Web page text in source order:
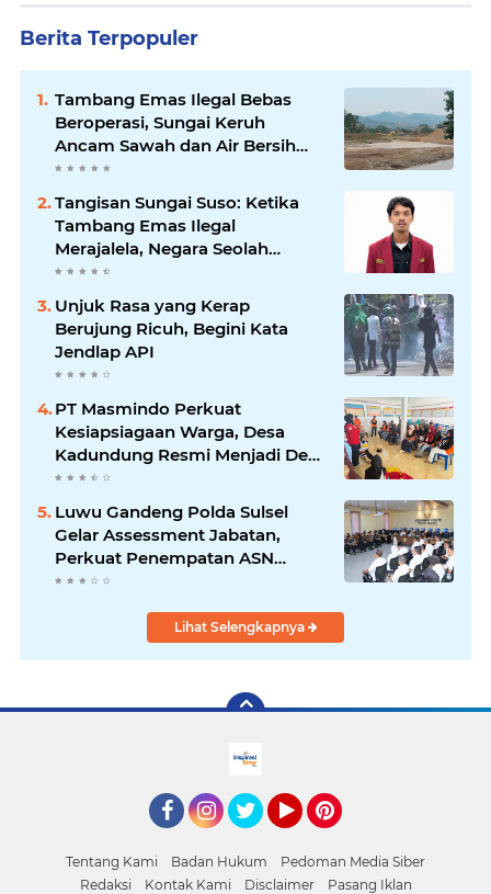
Berita Terpopuler
Tambang Emas Ilegal Bebas
Beroperasi, Sungai Keruh
Ancam Sawah dan Air Bersih
Warga Luwu
Tangisan Sungai Suso: Ketika
Tambang Emas Ilegal
Merajalela, Negara Seolah
Memilih Diam
Unjuk Rasa yang Kerap
Berujung Ricuh, Begini Kata
Jendlap API
PT Masmindo Perkuat
Kesiapsiagaan Warga, Desa
Kadundung Resmi Menjadi Desa
Tangguh Bencana
Luwu Gandeng Polda Sulsel
Gelar Assessment Jabatan,
Perkuat Penempatan ASN
Berbasis Kompetensi
Lihat Selengkapnya
Tentang Kami Badan Hukum
Pedoman Media Siber
Redaksi
Kontak Kami Disclaimer Pasang Iklan